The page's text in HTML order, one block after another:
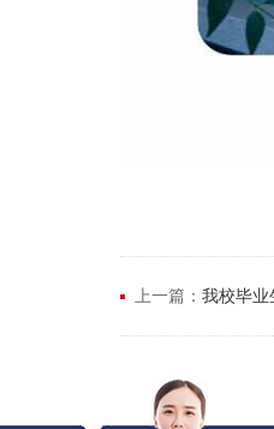
上一篇： 我校毕业